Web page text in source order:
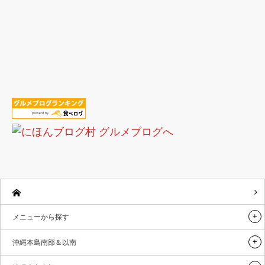
メニューから探す
沖縄本島南部＆以南